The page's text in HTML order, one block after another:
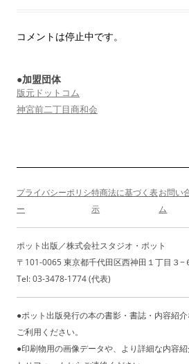
コメントは停止中です。
●加盟団体
版元ドットコム
神宮前二丁目商和会
プライバシーポリシ
ー
特商法に基づく表
示
お問い
ム
ポット出版／株式会社スタジオ・ポット
〒101-0065 東京都千代田区西神田１丁目３−
Tel: 03-3478-1774 (代表)
●ポット出版発行の本の書影・書誌・内容紹
ご利用ください。
●印刷物用の画像データや、より詳細な内容